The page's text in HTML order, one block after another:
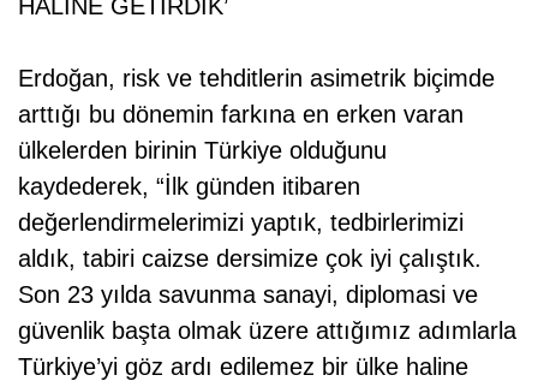
HALİNE GETİRDİK’
Erdoğan, risk ve tehditlerin asimetrik biçimde
arttığı bu dönemin farkına en erken varan
ülkelerden birinin Türkiye olduğunu
kaydederek, “İlk günden itibaren
değerlendirmelerimizi yaptık, tedbirlerimizi
aldık, tabiri caizse dersimize çok iyi çalıştık.
Son 23 yılda savunma sanayi, diplomasi ve
güvenlik başta olmak üzere attığımız adımlarla
Türkiye’yi göz ardı edilemez bir ülke haline